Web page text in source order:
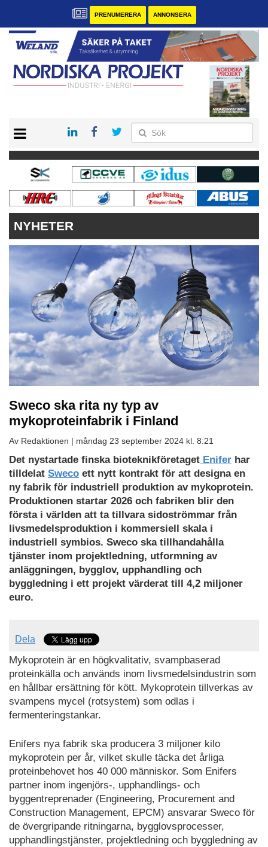
PRENUMERERA ANNONSERA
KONTAKT
VÅRA ANDRA MAGASIN
PRENUMERERA
ANNONSERA
NYHETER
Sweco ska rita ny typ av
mykoproteinfabrik i Finland
Av Redaktionen | måndag 23 september 2024 kl. 8:21
Det nystartade finska bioteknikföretaget Enifer har
tilldelat Sweco ett nytt kontrakt för att designa en
ny fabrik för industriell produktion av mykoprotein.
Produktionen startar 2026 och fabriken blir den
första i världen att ta tillvara sidoströmmar från
livsmedelsproduktion i kommersiell skala i
industriell symbios. Sweco ska tillhandahålla
tjänster inom projektledning, utformning av
anläggningen, bygglov, upphandling och
byggledning i ett projekt värderat till 4,2 miljoner
euro.
Dela
Mykoprotein är en högkvalitativ, svampbaserad
proteinkälla och används inom livsmedelsindustrin som
en hållbar ersättning för kött. Mykoprotein tillverkas av
svampens mycel (rotsystem) som odlas i
fermenteringstankar.
Enifers nya fabrik ska producera 3 miljoner kilo
mykoprotein per år, vilket skulle täcka det årliga
proteinbehovet hos 40 000 människor. Som Enifers
partner inom ingenjörs-, upphandlings- och
byggentreprenader (Engineering, Procurement and
Construction Management, EPCM) ansvarar Sweco för
de övergripande ritningarna, bygglovsprocesser,
upphandlingstjänster, projektledning och byggledning av